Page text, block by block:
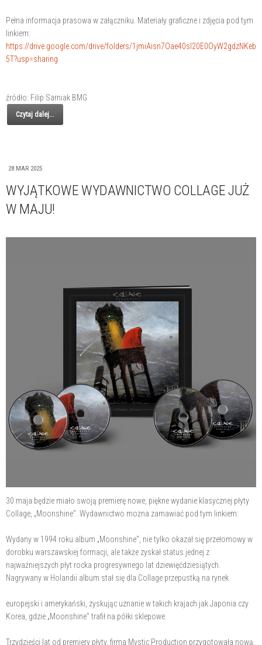
Pełna informacja prasowa w załączniku. Materiały graficzne i zdjęcia pod tym
linkiem:
https://drive.google.com/drive/folders/1jmiAisn7Oae40sl20E0OyW2gdzNKeb
5T?usp=sharing
źródło: Filip Sarniak BMG
Czytaj dalej...
28 MAR 2025
WYJĄTKOWE WYDAWNICTWO COLLAGE JUŻ
W MAJU!
30 maja będzie miało swoją premierę nowe, piękne wydanie klasycznej płyty
Collage, „Moonshine". Wydawnictwo można zamawiać pod tym linkiem:
Wydany w 1994 roku album „Moonshine", nie tylko okazał się przełomowy w
dorobku warszawskiej formacji, ale także zyskał status jednej z
najważniejszych płyt rocka progresywnego lat dziewięćdziesiątych.
Nagrywany w Holandii album stał się dla Collage przepustką na rynek
europejski i amerykański, zyskując uznanie w takich krajach jak Japonia czy
Korea, gdzie „Moonshine" trafił na półki sklepowe.
Trzydzieści lat od premiery płyty, firma Mystic Production przygotowała nową,